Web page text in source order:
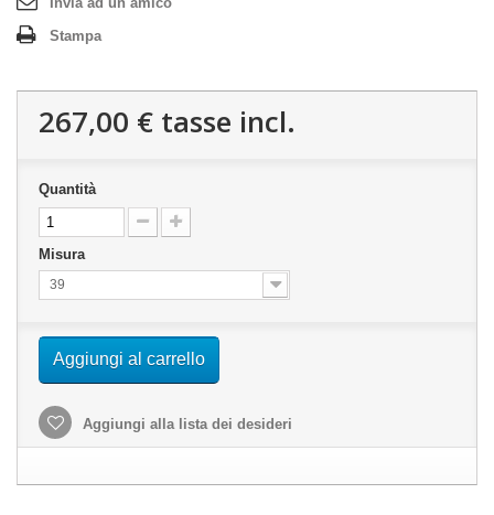
Stampa
267,00 € tasse incl.
Quantità
Misura
39
Aggiungi al carrello
Aggiungi alla lista dei desideri